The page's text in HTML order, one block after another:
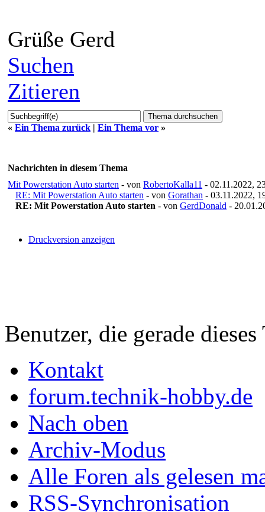
Grüße Gerd
Suchen
Zitieren
« Ein Thema zurück | Ein Thema vor »
Nachrichten in diesem Thema
Mit Powerstation Auto starten - von RobertoKalla11 - 02.11.2022,
RE: Mit Powerstation Auto starten - von Gorathan - 03.11.2022,
RE: Mit Powerstation Auto starten - von GerdDonald -
Druckversion anzeigen
Benutzer, die gerade
Kontakt
forum.technik-hobby.de
Nach oben
Archiv-Modus
Alle Foren als gelesen
RSS-Synchronisation